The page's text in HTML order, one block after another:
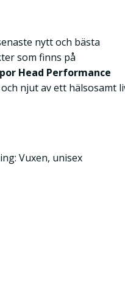
nytt och bästa
som finns på
Head Performance
njut av ett hälsosamt
Vuxen, unisex